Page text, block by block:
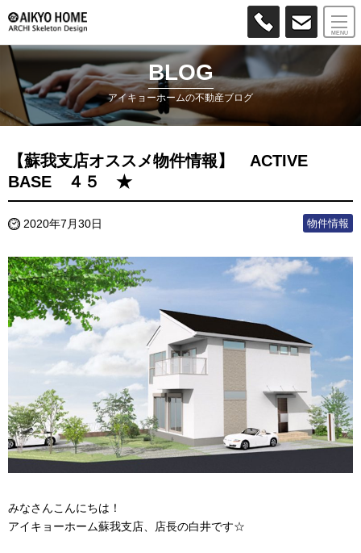
BLOG
アイキョーホームの不動産ブログ
【蘇我支店オススメ物件情報】 ACTIVE
BASE ４５ ★
2020年7月30日 物件情報
みなさんこんにちは！
アイキョーホーム蘇我支店、店長の白井です☆
MENU